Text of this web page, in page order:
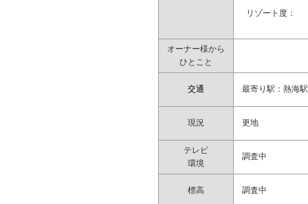
リゾート度：
オーナー様から
ひとこと
交通 最寄り駅：熱海
現況 更地
テレビ
環境
調査中
標高 調査中